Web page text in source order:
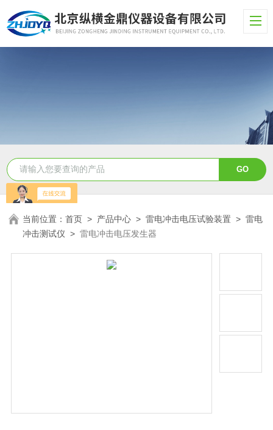
当前位置：首页 > 产品中心 >雷电冲击电压试验装置 >雷电
冲击测试仪 >雷电冲击电压发生器